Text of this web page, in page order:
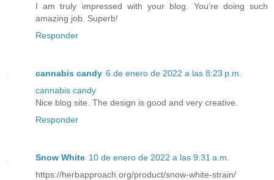
I am truly impressed with your blog. You’re doing such
amazing job. Superb!
Responder
cannabis candy 6 de enero de 2022 a las 8:23 p.m.
cannabis candy
Nice blog site. The design is good and very creative.
Responder
Snow White 10 de enero de 2022 a las 9:31 a.m.
https://herbapproach.org/product/snow-white-strain/